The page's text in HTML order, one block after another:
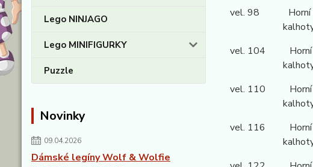
Lego NINJAGO
Lego MINIFIGURKY
Puzzle
Novinky
09.04.2026
Dámské legíny Wolf & Wolfie
vel. 98 Horní díl:
kalhoty:
vel. 104 Horní díl:
kalhoty:
vel. 110 Horní díl:
kalhoty:
vel. 116 Horní díl:
kalhoty: